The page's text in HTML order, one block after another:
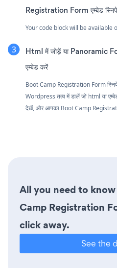
Registration Form एम्बेड
Your code block will be available
Html में जोड़ें या Panoramic
एम्बेड करें
Boot Camp Registration Form
Wordpress तत्व में डालें जो html या
देखें, और आपका Boot Camp
All you need to
Camp Registration
click away.
See the